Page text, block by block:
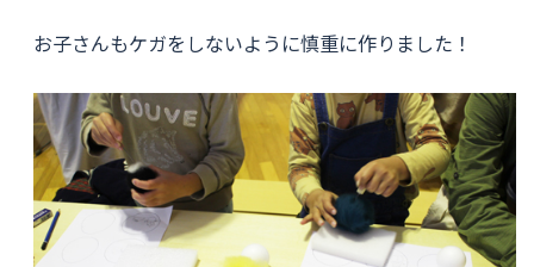
お子さんもケガをしないように慎重に作りました！